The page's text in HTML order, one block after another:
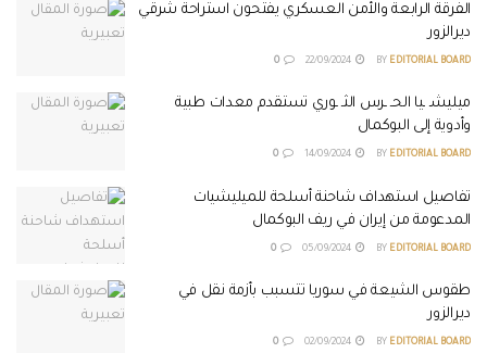
الفرقة الرابعة والأمن العسكري يفتحون استراحة شرقي
ديرالزور
BY EDITORIAL BOARD
ميليشـ ـيا الحـ ـرس الثـ ـوري تستقدم معدات طبية
وأدوية إلى البوكمال
BY EDITORIAL BOARD
تفاصيل استهداف شاحنة أسلحة للميليشيات
المدعومة من إيران في ريف البوكمال
BY EDITORIAL BOARD
طقوس الشيعة في سوريا تتسبب بأزمة نقل في
ديرالزور
BY EDITORIAL BOARD